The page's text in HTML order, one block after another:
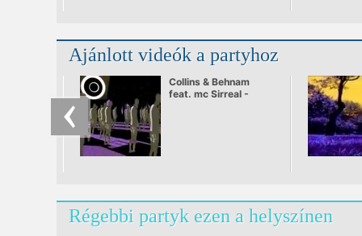
Ajánlott videók a partyhoz
Collins & Behnam
feat. mc Sirreal -
Régebbi partyk ezen a helyszínen